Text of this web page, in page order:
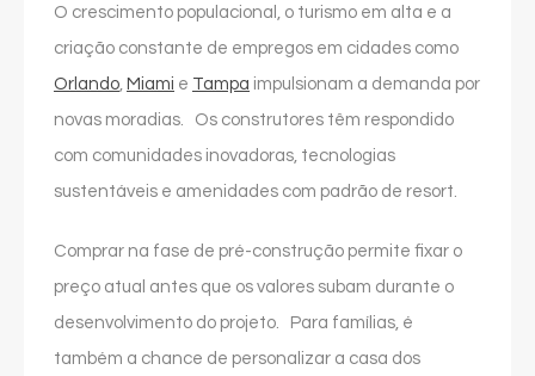
O crescimento populacional, o turismo em alta e a
criação constante de empregos em cidades como
Orlando, Miami e Tampa impulsionam a demanda por
novas moradias. Os construtores têm respondido
com comunidades inovadoras, tecnologias
sustentáveis e amenidades com padrão de resort.
Comprar na fase de pré-construção permite fixar o
preço atual antes que os valores subam durante o
desenvolvimento do projeto. Para famílias, é
também a chance de personalizar a casa dos